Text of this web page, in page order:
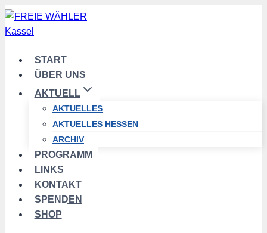
Zum
Inhalt
START
ÜBER UNS
AKTUELL
AKTUELLES
AKTUELLES HESSEN
ARCHIV
PROGRAMM
LINKS
KONTAKT
SPENDEN
SHOP